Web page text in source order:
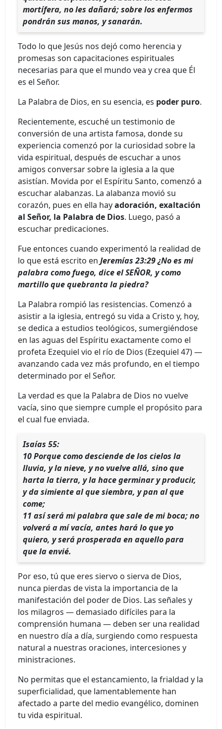
mortífera, no les dañará; sobre los enfermos
pondrán sus manos, y sanarán.
Todo lo que Jesús nos dejó como herencia y
promesas son capacitaciones espirituales
necesarias para que el mundo vea y crea que Él
es el Señor.
La Palabra de Dios, en su esencia, es poder puro.
Recientemente, escuché un testimonio de
conversión de una artista famosa, donde su
experiencia comenzó por la curiosidad sobre la
vida espiritual, después de escuchar a unos
amigos conversar sobre la iglesia a la que
asistían. Movida por el Espíritu Santo, comenzó a
escuchar alabanzas. La alabanza movió su
corazón, pues en ella hayadoración, exaltación
al Señor, la Palabra de Dios. Luego, pasó a
escuchar predicaciones.
Fue entonces cuando experimentó la realidad de
lo que está escrito en Jeremías 23:29 ¿No es mi
palabra como fuego, dice el SEÑOR, y como
martillo que quebranta la piedra?
La Palabra rompió las resistencias. Comenzó a
asistir a la iglesia, entregó su vida a Cristo y, hoy,
se dedica a estudios teológicos, sumergiéndose
en las aguas del Espíritu exactamente como el
profeta Ezequiel vio el río de Dios (Ezequiel 47) —
avanzando cada vez más profundo, en el tiempo
determinado por el Señor.
La verdad es que la Palabra de Dios no vuelve
vacía, sino que siempre cumple el propósito para
el cual fue enviada.
Isaías 55:
10 Porque como desciende de los cielos la
lluvia, y la nieve, y no vuelve allá, sino que
harta la tierra, y la hace germinar y producir,
y da simiente al que siembra, y pan al que
come;
11 así será mi palabra que sale de mi boca; no
volverá a mí vacía, antes hará lo que yo
quiero, y será prosperada en aquello para
que la envié.
Por eso, tú que eres siervo o sierva de Dios,
nunca pierdas de vista la importancia de la
manifestación del poder de Dios. Las señales y
los milagros — demasiado difíciles para la
comprensión humana — deben ser una realidad
en nuestro día a día, surgiendo como respuesta
natural a nuestras oraciones, intercesiones y
ministraciones.
No permitas que el estancamiento, la frialdad y la
superficialidad, que lamentablemente han
afectado a parte del medio evangélico, dominen
tu vida espiritual.